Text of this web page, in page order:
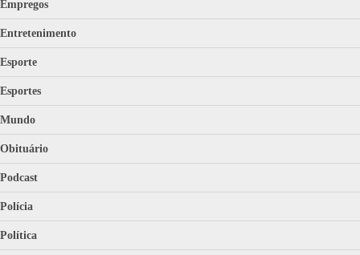
Empregos
Entretenimento
Esporte
Esportes
Mundo
Obituário
Podcast
Polícia
Política